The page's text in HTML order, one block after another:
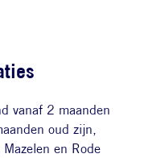
vanaf 2 maanden
oud zijn,
en Rode